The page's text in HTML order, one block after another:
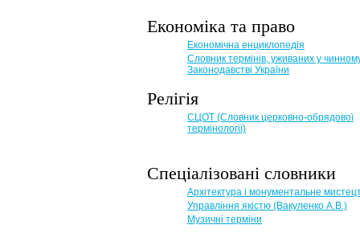
Економіка та право
Eкономічна енциклопедія
Словник термінів, уживаних у
Законодавстві України
Релігія
СЦОТ (Словник церковно-обрядової
термінології)
Спеціалізовані словники
Архітектура і монументальне
Управління якістю (Вакуленко А.В.)
Музичні терміни